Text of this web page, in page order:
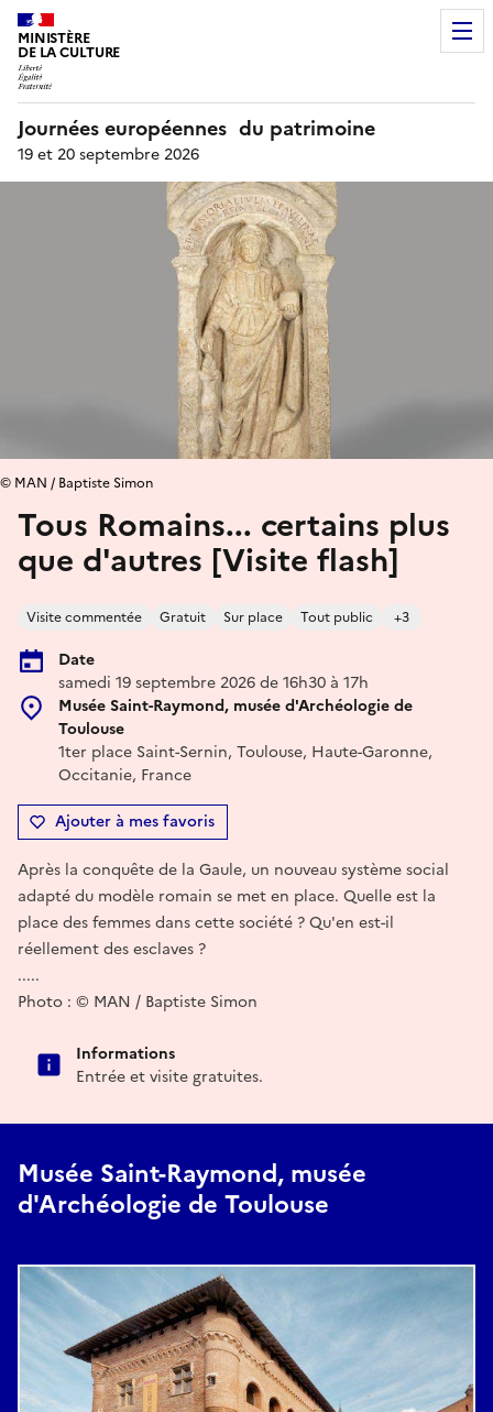
MINISTÈRE
DE LA CULTURE
Journées européennes du patrimoine
19 et 20 septembre 2026
Tous Romains... certains plus
que d'autres [Visite flash]
Visite commentée Gratuit Sur place Tout public +3
Date
samedi 19 septembre 2026 de 16h30 à 17h
Musée Saint-Raymond, musée d'Archéologie de
Toulouse
1ter place Saint-Sernin, Toulouse, Haute-Garonne,
Occitanie, France
Ajouter à mes favoris
© MAN / Baptiste Simon
Après la conquête de la Gaule, un nouveau système social
adapté du modèle romain se met en place. Quelle est la
place des femmes dans cette société ? Qu'en est-il
réellement des esclaves ?
.....
Photo : © MAN / Baptiste Simon
Informations
Entrée et visite gratuites.
Musée Saint-Raymond, musée
d'Archéologie de Toulouse